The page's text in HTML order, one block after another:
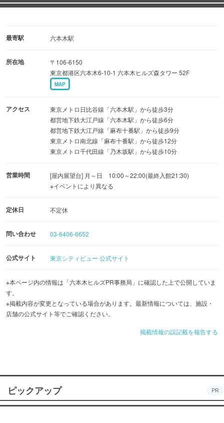
フロア全体が「スカイギャラリー」となっており、ポップ
望と融合したイベントや展覧会を定期的に開催していま
同階にはカフェやレストランがあり、壮大な眺望を眺めな
がら軽食やコース料理をいただくことができます。また、
同階にある「森アーツセンターギャラリー」や、一つ上の
階にある「森美術館」で芸術鑑賞を楽しむこともできま
最寄駅 六本木駅
所在地
〒106-6150
東京都港区六本木6-10-1 六本木ヒルズ森タワー 52F
MAP
アクセス
東京メトロ日比谷線「六本木駅」から徒歩3分
都営地下鉄大江戸線「六本木駅」から徒歩6分
都営地下鉄大江戸線「麻布十番駅」から徒歩9分
東京メトロ南北線「麻布十番駅」から徒歩12分
東京メトロ千代田線「乃木坂駅」から徒歩10分
営業時間
[屋内展望台] 月～日 10:00～22:00(最終入館21:30)
※イベントにより異なる
定休日 不定休
問い合わせ 03-6406-6652
公式サイト 東京シティビュー 公式サイト
※本ページ内の情報は「六本木ヒルズPR事務局」に確認した上で公開していま
す。
※掲載内容が変更となっている場合があります。最新情報については、施設・
店舗の公式サイト等でご確認ください。
掲載情報の誤記載を報告する
ピックアップ PR